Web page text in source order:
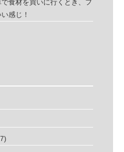
で食材を買いに行くとき、フ
感じ！